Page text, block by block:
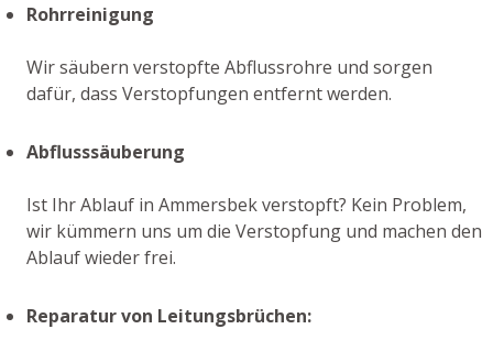
Rohrreinigung
Wir säubern verstopfte Abflussrohre und sorgen
dafür, dass Verstopfungen entfernt werden.
Abflusssäuberung
Ist Ihr Ablauf in Ammersbek verstopft? Kein Problem,
wir kümmern uns um die Verstopfung und machen den
Ablauf wieder frei.
Reparatur von Leitungsbrüchen: